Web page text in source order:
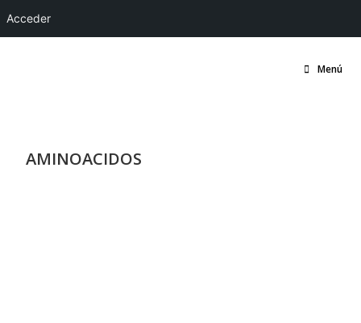
Acceder
Menú
AMINOACIDOS